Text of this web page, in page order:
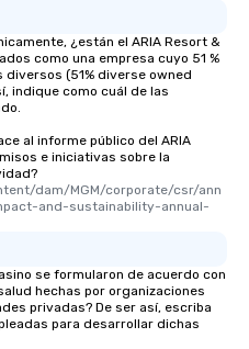
¿están el ARIA Resort &
como una empresa cuyo 51 %
(51% diverse owned
indique como cuál de las
al informe público del ARIA
e iniciativas sobre la
dam/MGM/corporate/csr/ann
and-sustainability-annual-
se formularon de acuerdo con
hechas por organizaciones
privadas? De ser así, escriba
para desarrollar dichas